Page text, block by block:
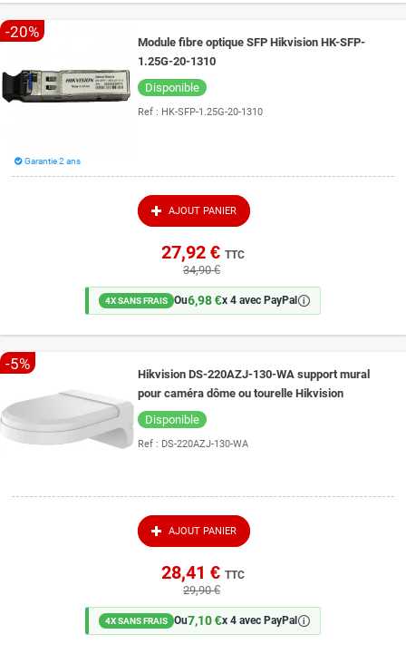
-20%
Module fibre optique SFP Hikvision HK-SFP-
1.25G-20-1310
Disponible
Ref : HK-SFP-1.25G-20-1310
Garantie 2 ans
AJOUT PANIER
27,92 € TTC
34,90 €
4X SANS FRAIS Ou6,98 €x 4 avec PayPal 🛈
-5%
Hikvision DS-220AZJ-130-WA support mural
pour caméra dôme ou tourelle Hikvision
Disponible
Ref : DS-220AZJ-130-WA
AJOUT PANIER
28,41 € TTC
29,90 €
4X SANS FRAIS Ou7,10 €x 4 avec PayPal 🛈